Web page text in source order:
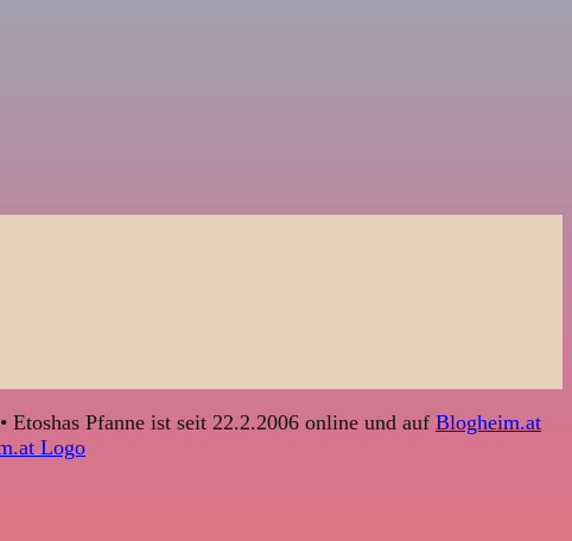
• Etoshas Pfanne ist seit 22.2.2006 online und auf Blogheim.at